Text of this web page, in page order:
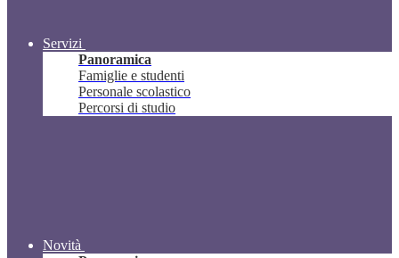
Servizi
Panoramica
Famiglie e studenti
Personale scolastico
Percorsi di studio
Novità